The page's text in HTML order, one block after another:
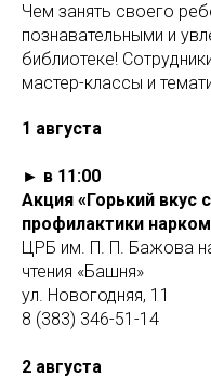
Чем занять своего
познавательными и
библиотеке!
мастер-классы и
1 августа
► в 11:00
Акция «Горький вкус
профилактики
ЦРБ им. П. П. Бажова
чтения «Башня»
ул. Новогодняя, 11
8 (383) 346-51-14
2 августа